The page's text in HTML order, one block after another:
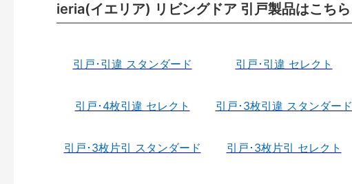
ieria(イエリア) リビングドア 引戸製品はこちら
引戸･引違 スタンダード 引戸･引違 セレクト
引戸･4枚引違 セレクト 引戸･3枚引違 スタンダード
引戸･3枚片引 スタンダード 引戸･3枚片引 セレクト